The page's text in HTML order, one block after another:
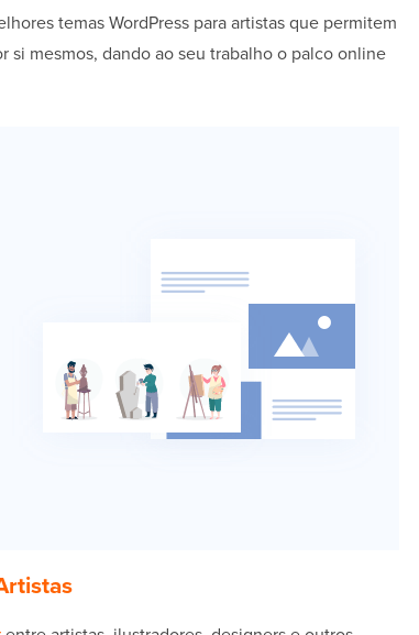
temas WordPress para artistas que permitem
mesmos, dando ao seu trabalho o palco online